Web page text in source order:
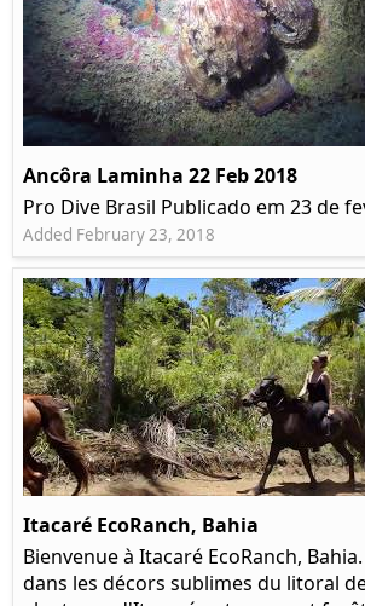
Ancôra Laminha 22 Feb 2018
Pro Dive Brasil Publicado em 23 de
Added February 23, 2018
Itacaré EcoRanch, Bahia
Bienvenue à Itacaré EcoRanch,
dans les décors sublimes du litoral